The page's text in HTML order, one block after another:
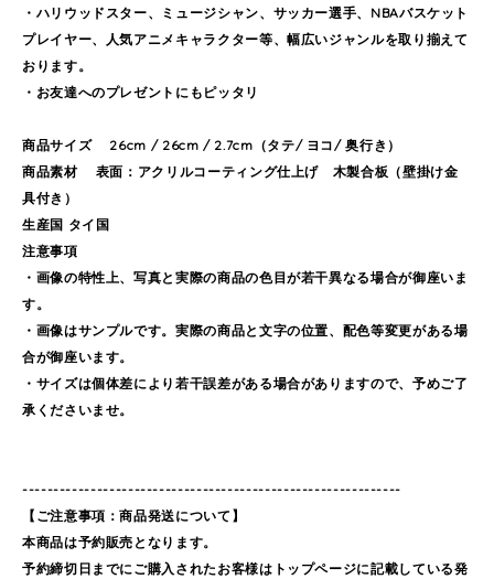
・ハリウッドスター、ミュージシャン、サッカー選手、NBAバスケット
プレイヤー、人気アニメキャラクター等、幅広いジャンルを取り揃えて
おります。
・お友達へのプレゼントにもピッタリ
商品サイズ 26cm / 26cm / 2.7cm（タテ/ ヨコ/ 奥行き）
商品素材 表面：アクリルコーティング仕上げ 木製合板（壁掛け金
具付き）
生産国 タイ国
注意事項
・画像の特性上、写真と実際の商品の色目が若干異なる場合が御座いま
す。
・画像はサンプルです。実際の商品と文字の位置、配色等変更がある場
合が御座います。
・サイズは個体差により若干誤差がある場合がありますので、予めご了
承くださいませ。
-------------------------------------------------------------
【ご注意事項：商品発送について】
本商品は予約販売となります。
予約締切日までにご購入されたお客様はトップページに記載している発